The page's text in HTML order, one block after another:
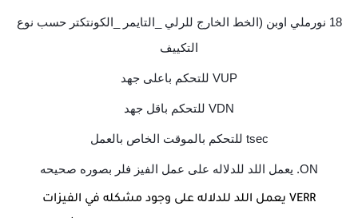
18 نورملي اوبن (الخط الخارج للرلي _التايمر _الكونتكتر حسب نوع
التكييف
VUP للتحكم باعلى جهد
VDN للتحكم باقل جهد
tsec للتحكم بالموقت الخاص بالعمل
ON. يعمل اللد للدلاله على عمل الفيز فلر بصوره صحيحه
VERR يعمل اللد للدلاله على وجود مشكله في الفيزات